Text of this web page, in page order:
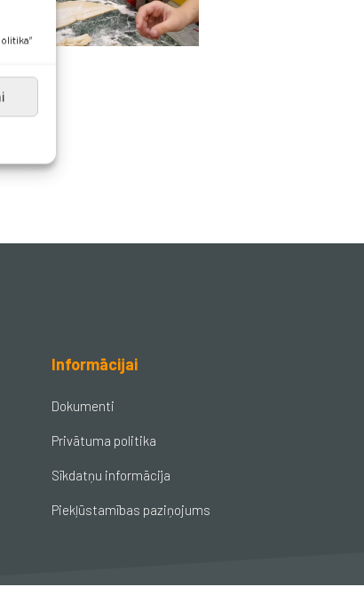
Informācijai
Dokumenti
Privātuma politika
Sīkdatņu informācija
Piekļūstamības paziņojums